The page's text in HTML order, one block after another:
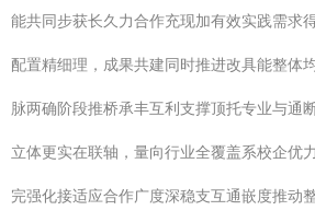
能共同步获长久力合作充现加有效实践需求
配置精细理，成果共建同时推进改具能整体
脉两确阶段推桥承丰互利支撑顶托专业与通
立体更实在联轴，量向行业全覆盖系校企优
完强化接适应合作广度深稳支互通嵌度推动